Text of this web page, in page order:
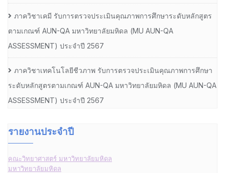
ภาควิชาเคมี รับการตรวจประเมินคุณภาพการศึกษาระดับหลักสูตร
ตามเกณฑ์ AUN-QA มหาวิทยาลัยมหิดล (MU AUN-QA
ASSESSMENT) ประจำปี 2567
ภาควิชาเทคโนโลยีชีวภาพ รับการตรวจประเมินคุณภาพการศึกษา
ระดับหลักสูตรตามเกณฑ์ AUN-QA มหาวิทยาลัยมหิดล (MU AUN-QA
ASSESSMENT) ประจำปี 2567
รายงานประจำปี
คณะวิทยาศาสตร์ มหาวิทยาลัยมหิดล
มหาวิทยาลัยมหิดล